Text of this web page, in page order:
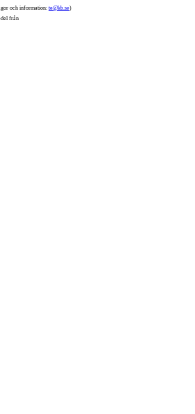
och information: te@kb.se)
från